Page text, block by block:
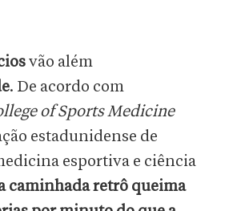
vão além
. De acordo com
of Sports Medicine
estadunidense de
esportiva e ciência
caminhada retrô queima